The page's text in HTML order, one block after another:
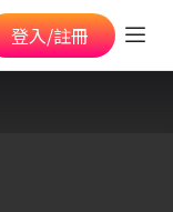
登入/註冊